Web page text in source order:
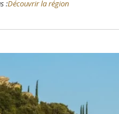
:Découvrir la région